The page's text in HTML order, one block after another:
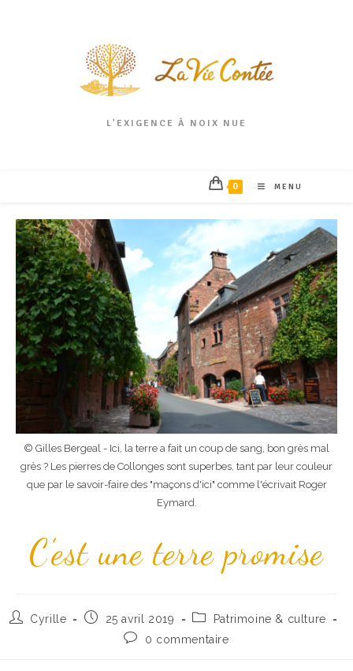
L'EXIGENCE À NOIX NUE
0 MENU
© Gilles Bergeal - Ici, la terre a fait un coup de sang, bon grès mal
grès ? Les pierres de Collonges sont superbes, tant par leur couleur
que par le savoir-faire des "maçons d'ici" comme l'écrivait Roger
Eymard.
C’est une terre promise
Cyrille 25 avril 2019
Patrimoine & culture
0 commentaire